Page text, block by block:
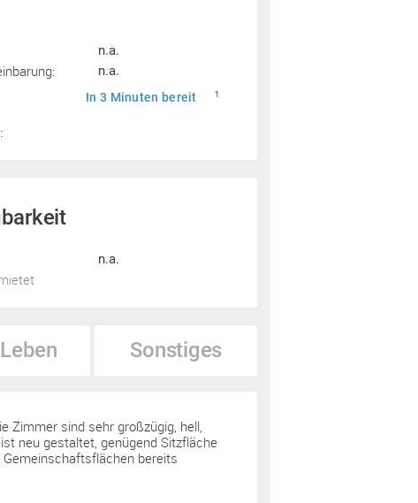
n.a.
n.a.
In 3 Minuten bereit 1
n.a.
Sonstiges
Zimmer sind sehr großzügig, hell,
neu gestaltet, genügend Sitzfläche
bereits